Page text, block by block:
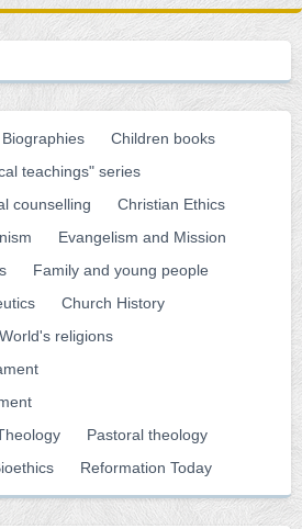
Biographies
Children books
teachings" series
counselling
Christian Ethics
Evangelism and Mission
Family and young people
Church History
World's religions
Pastoral theology
Reformation Today